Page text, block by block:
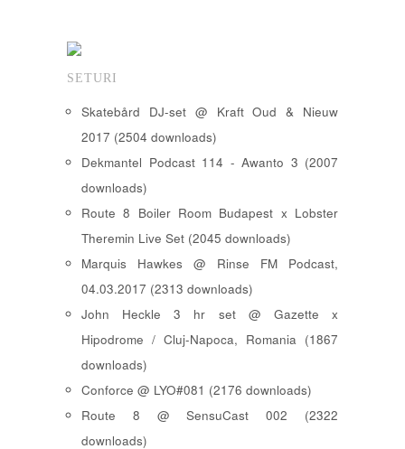
SETURI
Skatebård DJ-set @ Kraft Oud & Nieuw
2017 (2504 downloads)
Dekmantel Podcast 114 - Awanto 3 (2007
downloads)
Route 8 Boiler Room Budapest x Lobster
Theremin Live Set (2045 downloads)
Marquis Hawkes @ Rinse FM Podcast,
04.03.2017 (2313 downloads)
John Heckle 3 hr set @ Gazette x
Hipodrome / Cluj-Napoca, Romania (1867
downloads)
Conforce @ LYO#081 (2176 downloads)
Route 8 @ SensuCast 002 (2322
downloads)